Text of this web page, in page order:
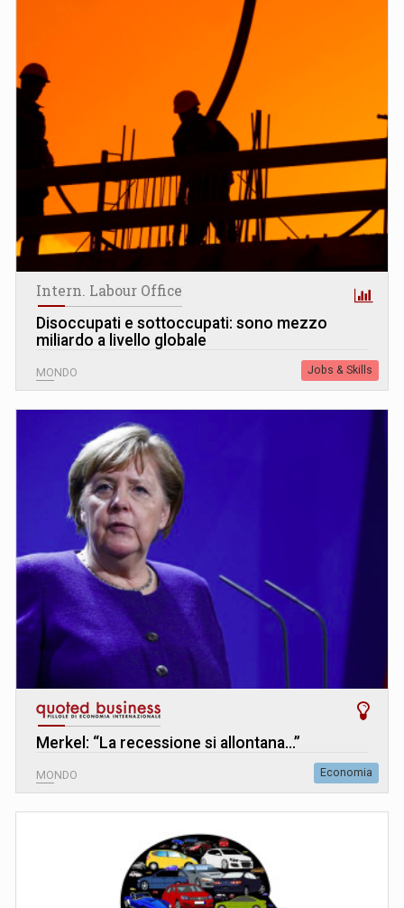
Intern. Labour Office
Disoccupati e sottoccupati: sono mezzo
miliardo a livello globale
MONDO Jobs & Skills
Merkel: “La recessione si allontana…”
MONDO Economia